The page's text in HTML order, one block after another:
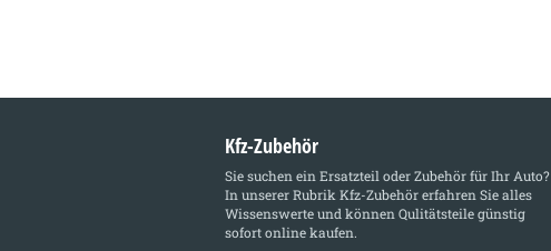
Kfz-Zubehör
Sie suchen ein Ersatzteil oder Zubehör für Ihr Auto?
In unserer RubrikKfz-Zubehörerfahren Sie alles
Wissenswerte und können Qulitätsteile günstig
sofort online kaufen.